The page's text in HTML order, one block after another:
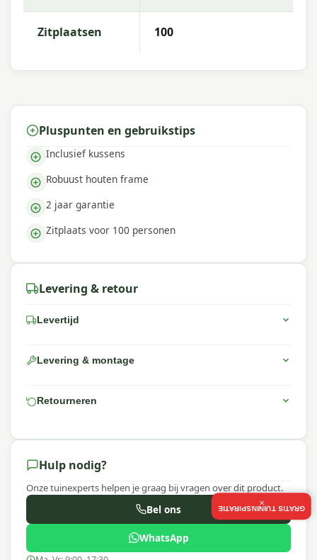
Zitplaatsen 100
Pluspunten en gebruikstips
Inclusief kussens
Robuust houten frame
2 jaar garantie
Zitplaats voor 100 personen
Levering & retour
Levertijd
Levering & montage
Retourneren
Hulp nodig?
Onze tuinexperts helpen je graag bij vragen over dit product.
Bel ons
WhatsApp
GRATIS TUININSPIRATIE
×